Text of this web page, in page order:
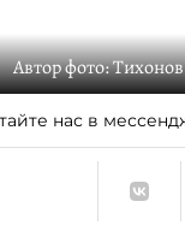
Автор фото:
нас в